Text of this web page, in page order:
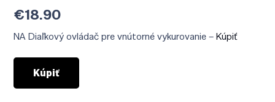
€18.90
NA Diaľkový ovládač pre vnútorné vykurovanie –Kúpiť
Kúpiť